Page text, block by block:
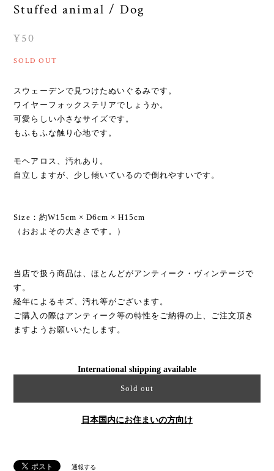
Stuffed animal / Dog
¥50
SOLD OUT
スウェーデンで見つけたぬいぐるみです。
ワイヤーフォックステリアでしょうか。
可愛らしい小さなサイズです。
もふもふな触り心地です。
モヘアロス、汚れあり。
自立しますが、少し傾いているので倒れやすいです。
Size：約W15cm × D6cm × H15cm
（おおよその大きさです。）
当店で扱う商品は、ほとんどがアンティーク・ヴィンテージで
す。
経年によるキズ、汚れ等がございます。
ご購入の際はアンティーク等の特性をご納得の上、ご注文頂き
ますようお願いいたします。
International shipping available
Sold out
日本国内にお住まいの方向け
通報する